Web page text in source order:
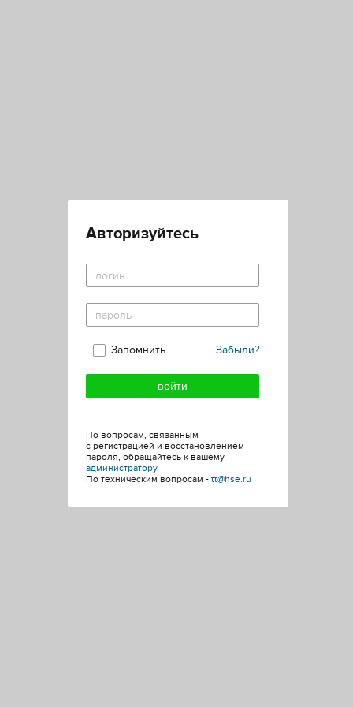
Авторизуйтесь
Забыли?
Запомнить
По вопросам, связанным
с регистрацией и восстановлением
пароля, обращайтесь к вашему
администратору.
По техническим вопросам - tt@hse.ru